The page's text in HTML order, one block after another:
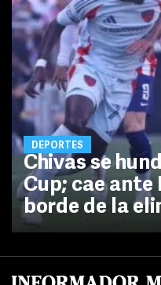
DEPORTES
Chivas se
Cup; cae ante
borde de la